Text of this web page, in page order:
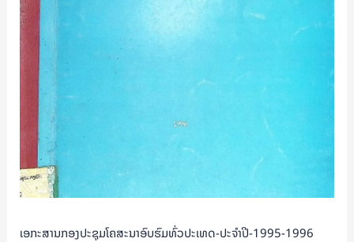
ເອກະສານກອງປະຊຸມໂຄສະນາອົບຮົມທົ່ວປະເທດ-ປະຈໍາປີ-1995-1996